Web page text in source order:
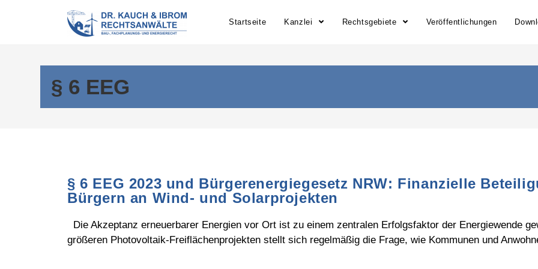
Startseite Kanzlei Rechtsgebiete Veröffentlichungen
§ 6 EEG
§ 6 EEG 2023 und Bürgerenergiegesetz NRW: Finanzielle
Bürgern an Wind- und Solarprojekten
Die Akzeptanz erneuerbarer Energien vor Ort ist zu einem zentralen Erfolgsfaktor der Energiewende
größeren Photovoltaik-Freiflächenprojekten stellt sich regelmäßig die Frage, wie Kommunen und